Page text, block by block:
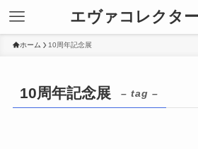
エヴァコレクタ
ホーム 10周年記念展
10周年記念展 – tag –